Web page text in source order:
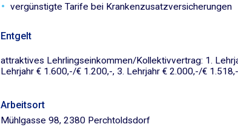
vergünstigte Tarife bei Krankenzusatzversicherungen
Entgelt
attraktives Lehrlingseinkommen/Kollektivvertrag: 1.
Lehrjahr € 1.600,-/€ 1.200,-, 3. Lehrjahr € 2.000,-/€ 1.518,-
Arbeitsort
​Mühlgasse 98, 2380 Perchtoldsdorf​​